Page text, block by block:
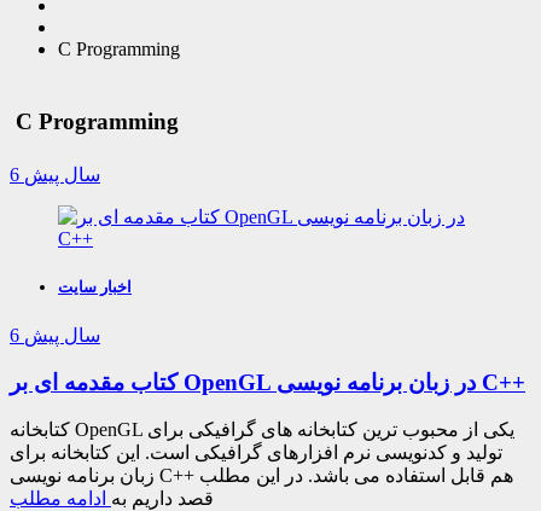
C Programming
C Programming
6 سال پیش
اخبار سایت
6 سال پیش
کتاب مقدمه ای بر OpenGL در زبان برنامه نویسی C++
کتابخانه OpenGL یکی از محبوب ترین کتابخانه های گرافیکی برای
تولید و کدنویسی نرم افزارهای گرافیکی است. این کتابخانه برای
زبان برنامه نویسی C++ هم قابل استفاده می باشد. در این مطلب
قصد داریم به ادامه مطلب